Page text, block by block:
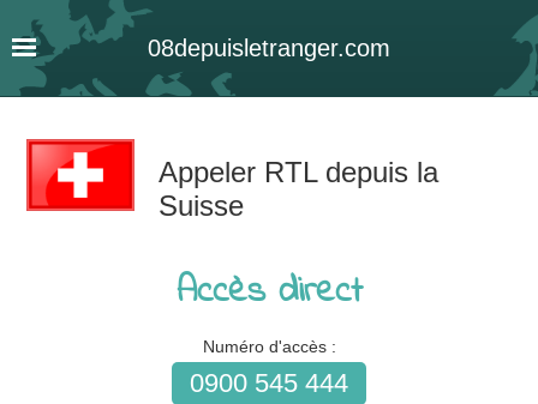
08depuisletranger.com
Appeler RTL depuis la
Suisse
Accès direct
Numéro d'accès :
0900 545 444